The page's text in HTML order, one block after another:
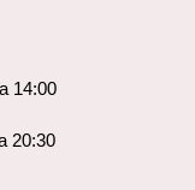
14:00
20:30